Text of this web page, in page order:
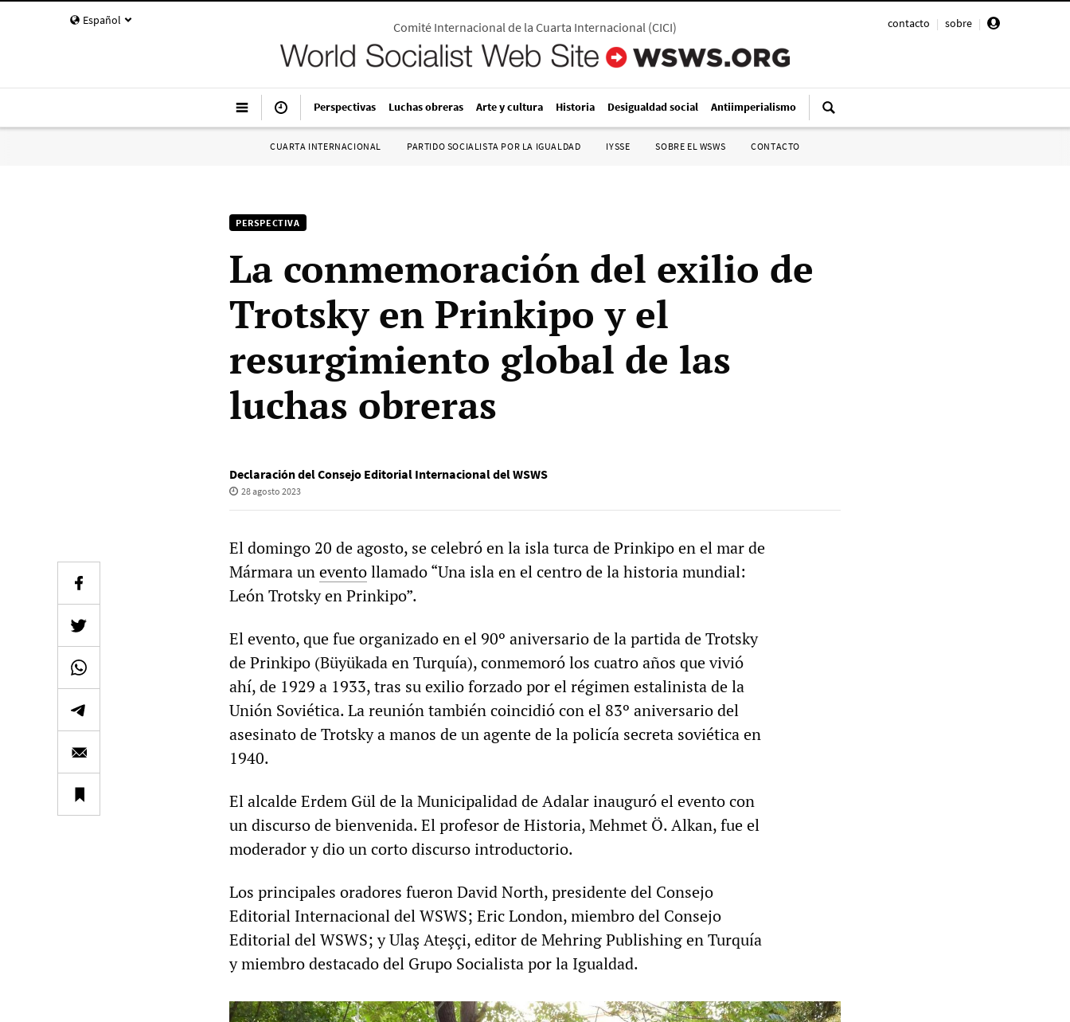
Español contacto | sobre |
Comité Internacional de la Cuarta Internacional (CICI)
Perspectivas Luchas obreras Arte y cultura Historia Desigualdad social Antiimperialismo
CUARTA INTERNACIONAL PARTIDO SOCIALISTA POR LA IGUALDAD IYSSE SOBRE EL WSWS CONTACTO
PERSPECTIVA
La conmemoración del exilio de
Trotsky en Prinkipo y el
resurgimiento global de las
luchas obreras
Declaración del Consejo Editorial Internacional del WSWS
28 agosto 2023
El domingo 20 de agosto, se celebró en la isla turca de Prinkipo en el mar de
Mármara uneventollamado “Una isla en el centro de la historia mundial:
León Trotsky en Prinkipo”.
El evento, que fue organizado en el 90º aniversario de la partida de Trotsky
de Prinkipo (Büyükada en Turquía), conmemoró los cuatro años que vivió
ahí, de 1929 a 1933, tras su exilio forzado por el régimen estalinista de la
Unión Soviética. La reunión también coincidió con el 83º aniversario del
asesinato de Trotsky a manos de un agente de la policía secreta soviética en
1940.
El alcalde Erdem Gül de la Municipalidad de Adalar inauguró el evento con
un discurso de bienvenida. El profesor de Historia, Mehmet Ö. Alkan, fue el
moderador y dio un corto discurso introductorio.
Los principales oradores fueron David North, presidente del Consejo
Editorial Internacional del WSWS; Eric London, miembro del Consejo
Editorial del WSWS; y Ulaş Ateşçi, editor de Mehring Publishing en Turquía
y miembro destacado del Grupo Socialista por la Igualdad.